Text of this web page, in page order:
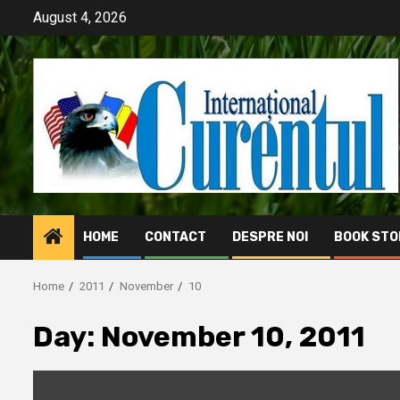
content
August 4, 2026
HOME CONTACT DESPRE NOI BOOK
Home 2011 November 10
Day: November 10, 2011